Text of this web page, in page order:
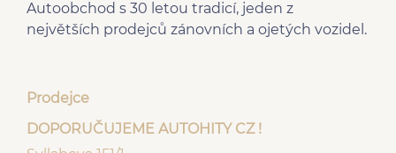
centrál dálkový
el. přední okna
senzor světel
el. víko zavazadlového
- přední
vyhřívaný volant
Adaptivní tempomat
Autoobchod s 30 letou tradicí, jeden z
největších prodejců zánovních a ojetých vozidel.
Prodejce
DOPORUČUJEME AUTOHITY CZ !